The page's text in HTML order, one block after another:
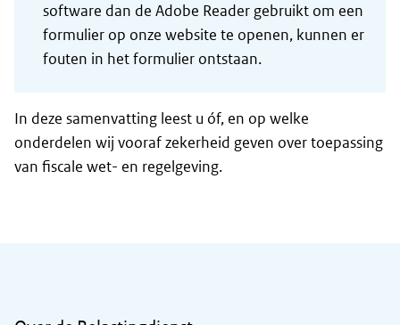
software dan de Adobe Reader gebruikt om een
formulier op onze website te openen, kunnen er
fouten in het formulier ontstaan.
In deze samenvatting leest u óf, en op welke
onderdelen wij vooraf zekerheid geven over toepassing
van fiscale wet- en regelgeving.